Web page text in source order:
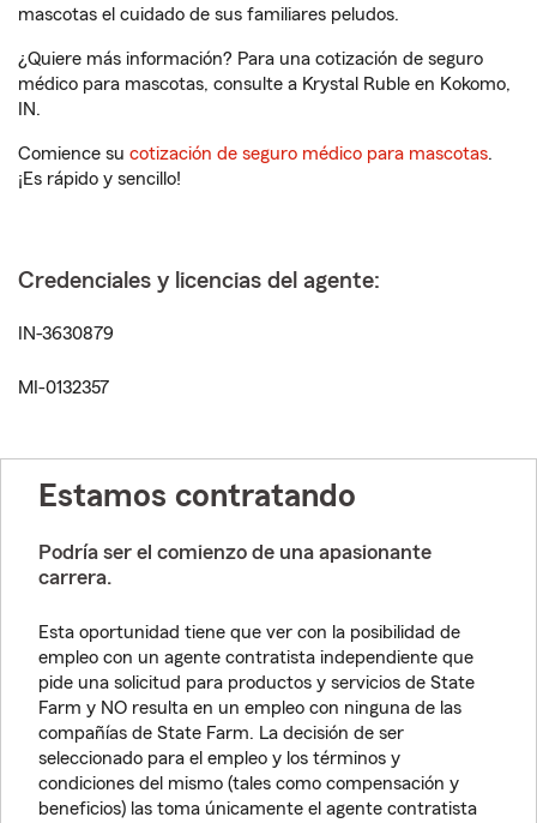
mascotas el cuidado de sus familiares peludos.
¿Quiere más información? Para una cotización de seguro
médico para mascotas, consulte a Krystal Ruble en Kokomo,
IN.
Comience su cotización de seguro médico para mascotas.
¡Es rápido y sencillo!
Credenciales y licencias del agente:
IN-3630879
MI-0132357
Estamos contratando
Podría ser el comienzo de una apasionante
carrera.
Esta oportunidad tiene que ver con la posibilidad de
empleo con un agente contratista independiente que
pide una solicitud para productos y servicios de State
Farm y NO resulta en un empleo con ninguna de las
compañías de State Farm. La decisión de ser
seleccionado para el empleo y los términos y
condiciones del mismo (tales como compensación y
beneficios) las toma únicamente el agente contratista